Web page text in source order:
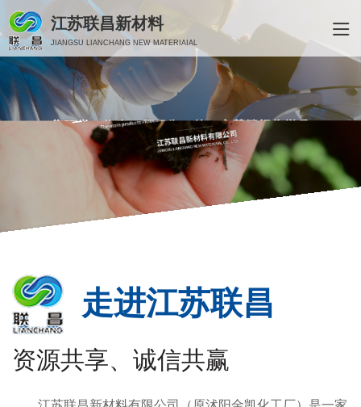
江苏联昌新材料
JIANGSU LIANCHANG NEW MATERIAIAL
走进江苏联昌
资源共享、诚信共赢